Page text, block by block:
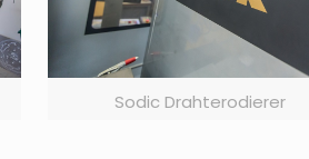
Sodic Drahterodierer